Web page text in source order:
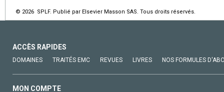
© 2026 SPLF. Publié par Elsevier Masson SAS. Tous droits réservés.
ACCÈS RAPIDES
DOMAINES TRAITÉS EMC REVUES LIVRES NOS FORMULES
MON COMPTE